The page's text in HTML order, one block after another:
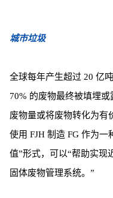
城市垃圾
全球每年产生超过 20 亿
70% 的废物最终被填埋
废物量或将废物转化为有
使用 FJH 制造 FG 作为
值”形式，可以“帮助实现
固体废物管理系统。”